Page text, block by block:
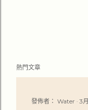
熱門文章
發佈者： Water 3